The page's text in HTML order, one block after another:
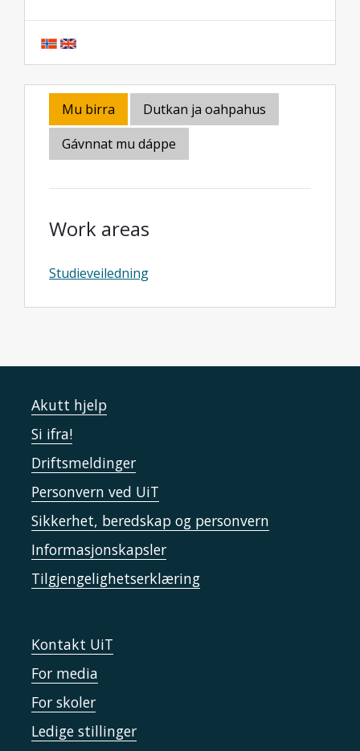
Mu birra
Dutkan ja oahpahus
Gávnnat mu dáppe
Work areas
Studieveiledning
Akutt hjelp
Si ifra!
Driftsmeldinger
Personvern ved UiT
Sikkerhet, beredskap og personvern
Informasjonskapsler
Tilgjengelighetserklæring
Kontakt UiT
For media
For skoler
Ledige stillinger